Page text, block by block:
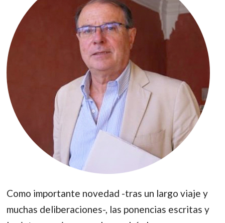
Como importante novedad -tras un largo viaje y
muchas deliberaciones-, las ponencias escritas y